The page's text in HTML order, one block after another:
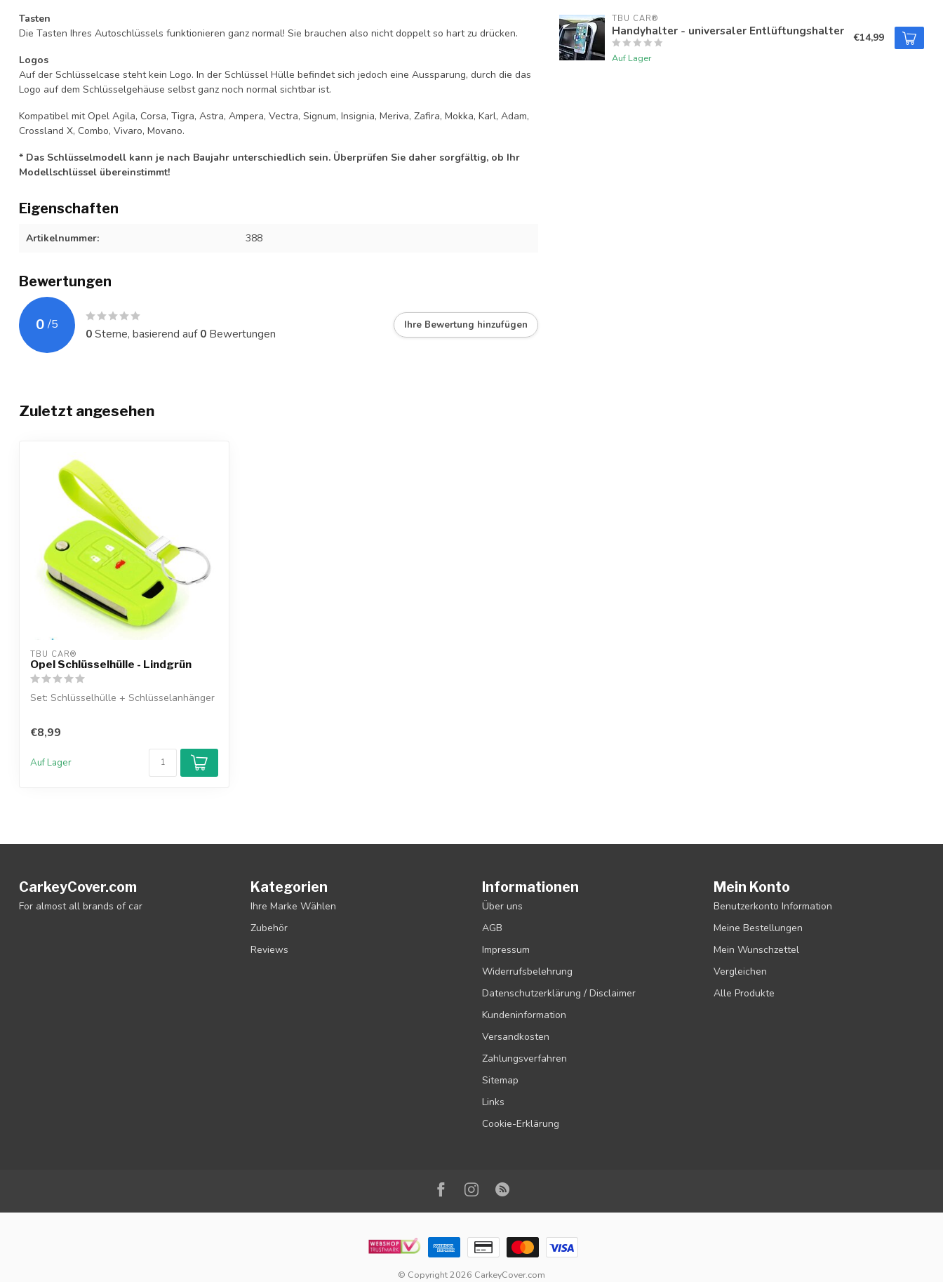
Tasten
Die Tasten Ihres Autoschlüssels funktionieren ganz normal! Sie brauchen also nicht doppelt so hart zu drücken.
Logos
Auf der Schlüsselcase steht kein Logo. In der Schlüssel Hülle befindet sich jedoch eine Aussparung, durch die das
Logo auf dem Schlüsselgehäuse selbst ganz noch normal sichtbar ist.
Kompatibel mit Opel Agila, Corsa, Tigra, Astra, Ampera, Vectra, Signum, Insignia, Meriva, Zafira, Mokka, Karl, Adam,
Crossland X, Combo, Vivaro, Movano.
* Das Schlüsselmodell kann je nach Baujahr unterschiedlich sein. Überprüfen Sie daher sorgfältig, ob Ihr
Modellschlüssel übereinstimmt!
Eigenschaften
Artikelnummer: 388
Bewertungen
0 /5
0Sterne, basierend auf0 Bewertungen
Ihre Bewertung hinzufügen
TBU CAR®
Handyhalter - universaler Entlüftungshalter
Auf Lager
€14,99
Zuletzt angesehen
TBU CAR®
Opel Schlüsselhülle - Lindgrün
Set: Schlüsselhülle + Schlüsselanhänger
€8,99
Auf Lager
CarkeyCover.com
For almost all brands of car
Kategorien
Ihre Marke Wählen
Zubehör
Reviews
Informationen
Über uns
AGB
Impressum
Widerrufsbelehrung
Datenschutzerklärung / Disclaimer
Kundeninformation
Versandkosten
Zahlungsverfahren
Sitemap
Links
Cookie-Erklärung
Mein Konto
Benutzerkonto Information
Meine Bestellungen
Mein Wunschzettel
Vergleichen
Alle Produkte
© Copyright 2026 CarkeyCover.com